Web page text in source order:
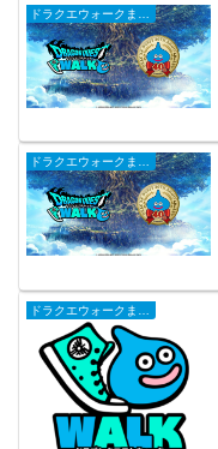
ドラクエウォークまとめ